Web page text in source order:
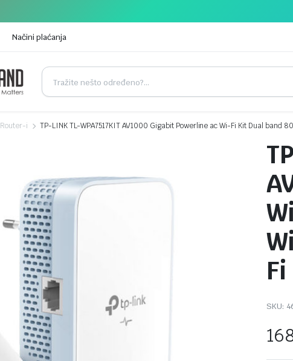
Načini plaćanja
Router-i TP-LINK TL-WPA7517KIT AV1000 Gigabit Powerline ac Wi-Fi Kit Dual band
Fi
SKU: